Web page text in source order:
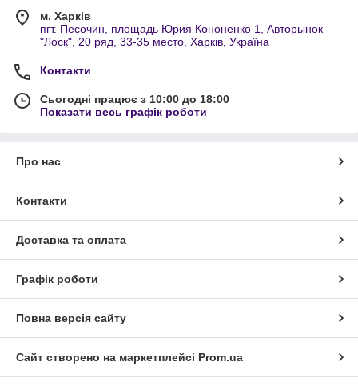
м. Харків
пгт. Песочин, площадь Юрия Кононенко 1, Авторынок
"Лоск", 20 ряд, 33-35 место, Харків, Україна
Контакти
Сьогодні працює з 10:00 до 18:00
Показати весь графік роботи
Про нас
Контакти
Доставка та оплата
Графік роботи
Повна версія сайту
Сайт створено на маркетплейсі Prom.ua